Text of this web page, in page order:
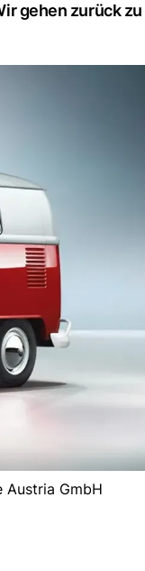
gehen zurück zu
Austria GmbH